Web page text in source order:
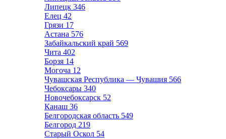
Липецк 346
Елец 42
Грязи 17
Астана 576
Забайкальский край 569
Чита 402
Борзя 14
Могоча 12
Чувашская Республика — Чувашия 566
Чебоксары 340
Новочебоксарск 52
Канаш 36
Белгородская область 549
Белгород 219
Старый Оскол 54